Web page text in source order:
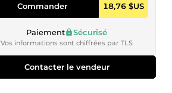
Commander 18,76 $US
Paiement Sécurisé
Vos informations sont chiffrées par TLS
Contacter le vendeur